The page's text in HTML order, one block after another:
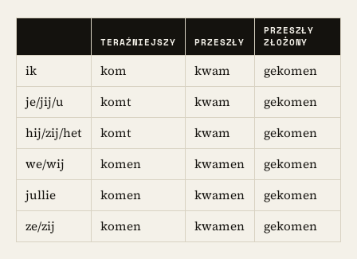
TERAŹNIEJSZY PRZESZŁY
PRZESZŁY
ZŁOŻONY
ik kom kwam
gekomen
je/jij/u
komt kwam
gekomen
hij/zij/het
komt kwam
gekomen
we/wij
komen kwamen
gekomen
jullie
komen kwamen
gekomen
ze/zij
komen kwamen gekomen